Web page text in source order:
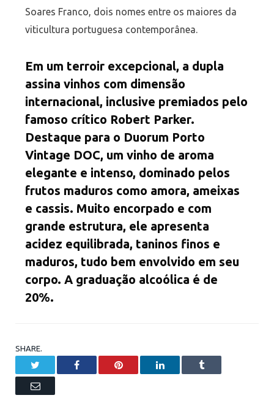
Soares Franco, dois nomes entre os maiores da
viticultura portuguesa contemporânea.
Em um terroir excepcional, a dupla
assina vinhos com dimensão
internacional, inclusive premiados pelo
famoso crítico Robert Parker.
Destaque para o Duorum Porto
Vintage DOC, um vinho de aroma
elegante e intenso, dominado pelos
frutos maduros como amora, ameixas
e cassis. Muito encorpado e com
grande estrutura, ele apresenta
acidez equilibrada, taninos finos e
maduros, tudo bem envolvido em seu
corpo. A graduação alcoólica é de
20%.
SHARE.
Facebook Pinterest LinkedIn Tumblr
Email